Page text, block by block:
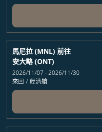
馬尼拉 (MNL) 前往
安大略 (ONT)
2026/11/07 - 2026/11/30
來回 / 經濟艙